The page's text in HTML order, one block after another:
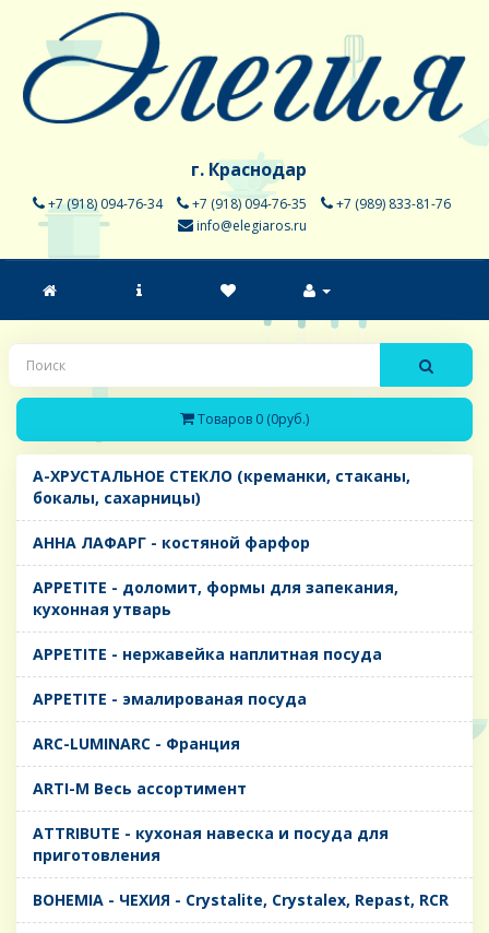
г. Краснодар
+7 (918) 094-76-34 +7 (918) 094-76-35
+7 (989) 833-81-76
info@elegiaros.ru
Товаров 0 (0руб.)
A-ХРУСТАЛЬНОЕ СТЕКЛО (креманки, стаканы,
бокалы, сахарницы)
AHHA ЛАФАРГ - костяной фарфор
APPETITE - доломит, формы для запекания,
кухонная утварь
APPETITE - нержавейка наплитная посуда
APPETITE - эмалированая посуда
ARC-LUMINARC - Франция
ARTI-M Весь ассортимент
ATTRIBUTE - кухоная навеска и посуда для
приготовления
BOHEMIA - ЧЕХИЯ - Crystalite, Crystalex, Repast, RCR